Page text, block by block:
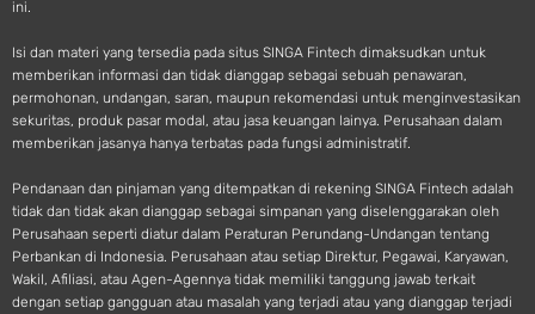
ini.
Isi dan materi yang tersedia pada situs SINGA Fintech dimaksudkan untuk
memberikan informasi dan tidak dianggap sebagai sebuah penawaran,
permohonan, undangan, saran, maupun rekomendasi untuk menginvestasikan
sekuritas, produk pasar modal, atau jasa keuangan lainya. Perusahaan dalam
memberikan jasanya hanya terbatas pada fungsi administratif.
Pendanaan dan pinjaman yang ditempatkan di rekening SINGA Fintech adalah
tidak dan tidak akan dianggap sebagai simpanan yang diselenggarakan oleh
Perusahaan seperti diatur dalam Peraturan Perundang-Undangan tentang
Perbankan di Indonesia. Perusahaan atau setiap Direktur, Pegawai, Karyawan,
Wakil, Afiliasi, atau Agen-Agennya tidak memiliki tanggung jawab terkait
dengan setiap gangguan atau masalah yang terjadi atau yang dianggap terjadi